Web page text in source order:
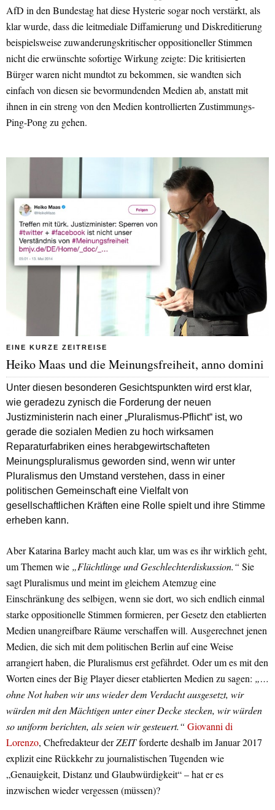
AfD in den Bundestag hat diese Hysterie sogar noch verstärkt, als
klar wurde, dass die leitmediale Diffamierung und Diskreditierung
beispielsweise zuwanderungskritischer oppositioneller Stimmen
nicht die erwünschte sofortige Wirkung zeigte: Die kritisierten
Bürger waren nicht mundtot zu bekommen, sie wandten sich
einfach von diesen sie bevormundenden Medien ab, anstatt mit
ihnen in ein streng von den Medien kontrollierten Zustimmungs-
Ping-Pong zu gehen.
EINE KURZE ZEITREISE
Heiko Maas und die Meinungsfreiheit, anno domini
Unter diesen besonderen Gesichtspunkten wird erst klar,
wie geradezu zynisch die Forderung der neuen
Justizministerin nach einer „Pluralismus-Pflicht“ ist, wo
gerade die sozialen Medien zu hoch wirksamen
Reparaturfabriken eines herabgewirtschafteten
Meinungspluralismus geworden sind, wenn wir unter
Pluralismus den Umstand verstehen, dass in einer
politischen Gemeinschaft eine Vielfalt von
gesellschaftlichen Kräften eine Rolle spielt und ihre Stimme
erheben kann.
Aber Katarina Barley macht auch klar, um was es ihr wirklich geht,
um Themen wie „Flüchtlinge und Geschlechterdiskussion.“ Sie
sagt Pluralismus und meint im gleichem Atemzug eine
Einschränkung des selbigen, wenn sie dort, wo sich endlich einmal
starke oppositionelle Stimmen formieren, per Gesetz den etablierten
Medien unangreifbare Räume verschaffen will. Ausgerechnet jenen
Medien, die sich mit dem politischen Berlin auf eine Weise
arrangiert haben, die Pluralismus erst gefährdet. Oder um es mit den
Worten eines der Big Player dieser etablierten Medien zu sagen: „…
ohne Not haben wir uns wieder dem Verdacht ausgesetzt, wir
würden mit den Mächtigen unter einer Decke stecken, wir würden
so uniform berichten, als seien wir gesteuert.“ Giovanni di
Lorenzo, Chefredakteur derZEITforderte deshalb im Januar 2017
explizit eine Rückkehr zu journalistischen Tugenden wie
„Genauigkeit, Distanz und Glaubwürdigkeit“ – hat er es
inzwischen wieder vergessen (müssen)?